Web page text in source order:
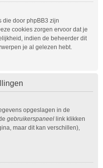
die door phpBB3 zijn
cookies zorgen ervoor dat je
indien de beheerder dit
je al gelezen hebt.
opgeslagen in de
gebruikerspaneel link klikken
maar dit kan verschillen),